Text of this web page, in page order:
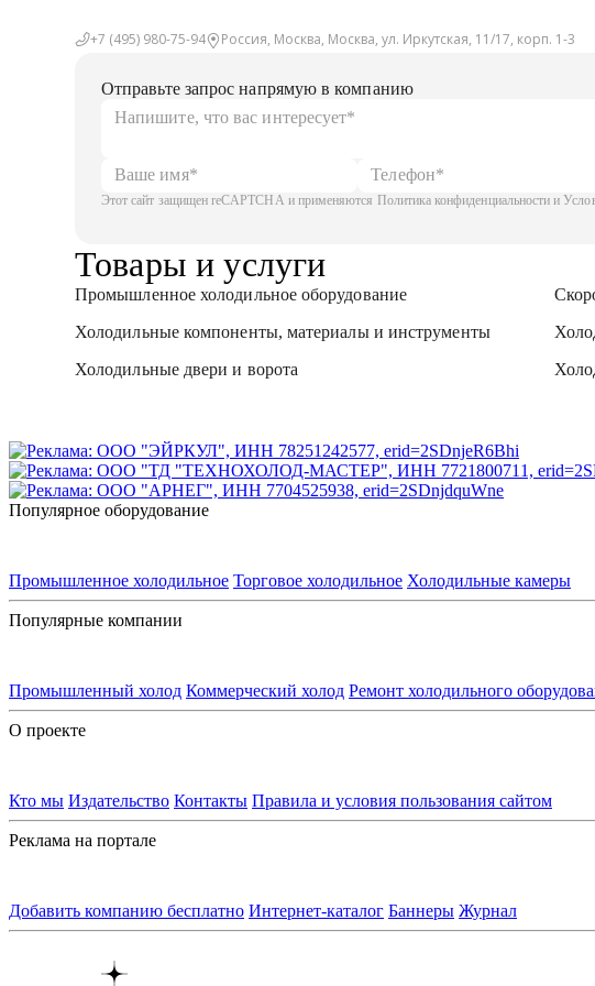
+7 (495) 980-75-94 Россия, Москва, Москва, ул. Иркутская, 11/17, корп. 1-3
Отправьте запрос напрямую в компанию
Этот сайт защищен reCAPTCHA и применяются Политика конфиденциальности и
Товары и услуги
Промышленное холодильное оборудование
Холодильные компоненты, материалы и инструменты
Холодильные двери и ворота
Популярное оборудование
Промышленное холодильное Торговое холодильное Холодильные камеры
Популярные компании
Промышленный холод Коммерческий холод Ремонт холодильного
О проекте
Кто мы Издательство Контакты Правила и условия пользования сайтом
Реклама на портале
Добавить компанию бесплатно Интернет-каталог Баннеры Журнал